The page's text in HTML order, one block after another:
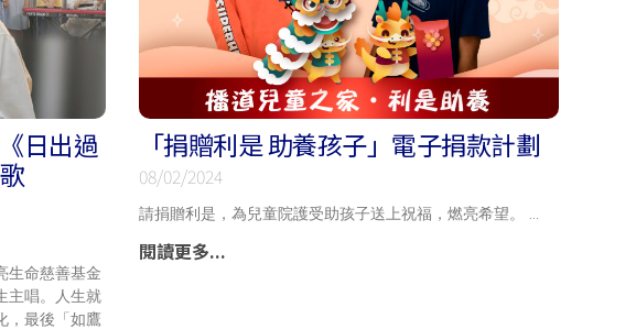
日出過
生命慈善基金
主唱。人生就
，最後「如鷹
「捐贈利是 助養孩子」電子捐款計劃
08/02/2024
請捐贈利是，為兒童院護受助孩子送上祝福，燃亮希望。
閱讀更多...